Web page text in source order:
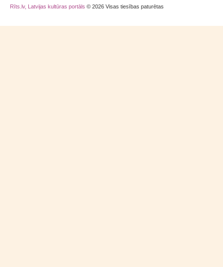
Rīts.lv, Latvijas kultūras portāls © 2026 Visas tiesības paturētas